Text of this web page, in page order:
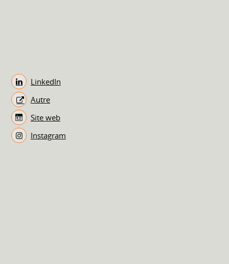
LinkedIn
Autre
Site web
Instagram